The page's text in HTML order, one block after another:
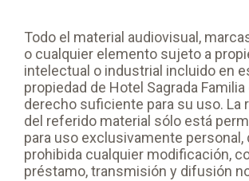
Todo el material audiovisual,
o cualquier elemento sujeto a
intelectual o industrial incluido en
propiedad de Hotel Sagrada
derecho suficiente para su uso. La
del referido material sólo está
para uso exclusivamente personal,
prohibida cualquier modificación,
préstamo, transmisión y difusión